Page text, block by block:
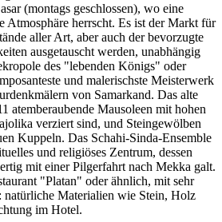
(montags geschlossen), wo eine
Atmosphäre herrscht. Es ist der Markt für
aller Art, aber auch der bevorzugte
ausgetauscht werden, unabhängig
des "lebenden Königs" oder
und malerischste Meisterwerk
von Samarkand. Das alte
atemberaubende Mausoleen mit hohen
verziert sind, und Steingewölben
Kuppeln. Das Schahi-Sinda-Ensemble
und religiöses Zentrum, dessen
mit einer Pilgerfahrt nach Mekka galt.
"Platan" oder ähnlich, mit sehr
natürliche Materialien wie Stein, Holz
im Hotel.